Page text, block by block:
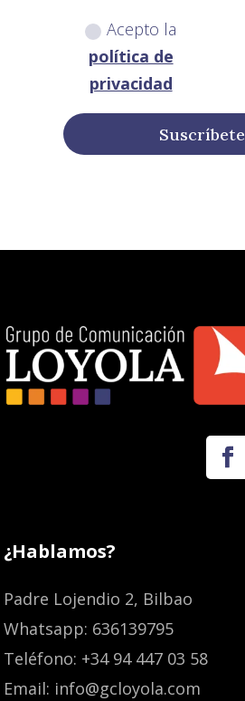
Acepto la
política de
privacidad
Suscríbete
¿Hablamos?
Padre Lojendio 2, Bilbao
Whatsapp: 636139795
Teléfono: +34 94 447 03 58
Email: info@gcloyola.com